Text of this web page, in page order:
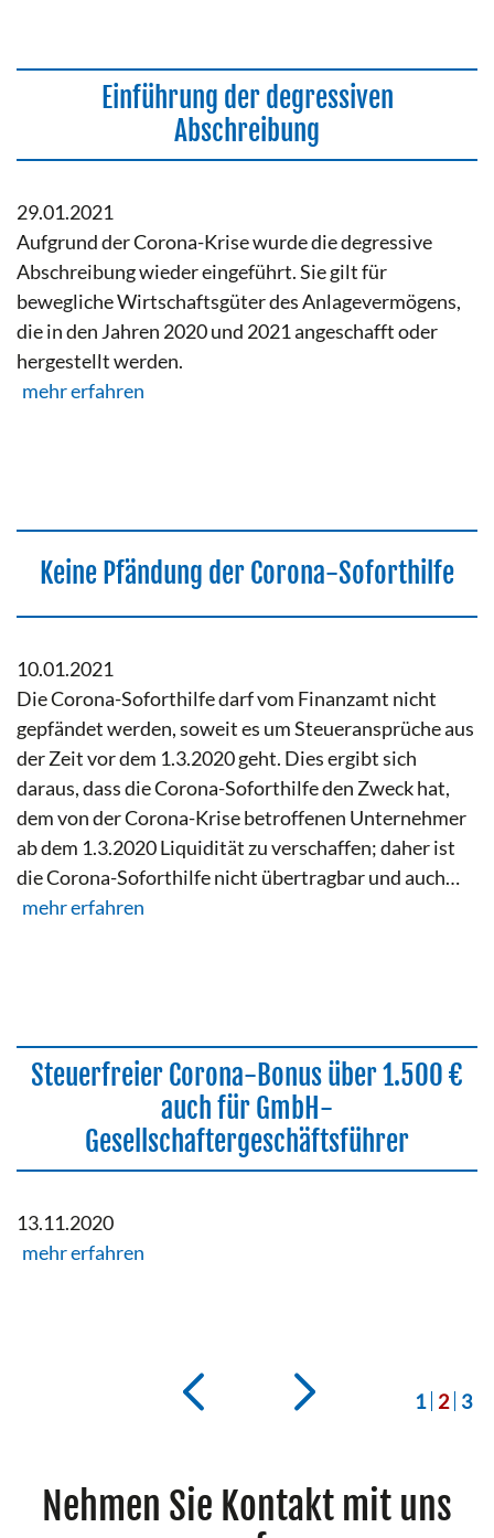
Einführung der degressiven
Abschreibung
29.01.2021
Aufgrund der Corona-Krise wurde die degressive
Abschreibung wieder eingeführt. Sie gilt für
bewegliche Wirtschaftsgüter des Anlagevermögens,
die in den Jahren 2020 und 2021 angeschafft oder
hergestellt werden.
mehr erfahren
Keine Pfändung der Corona-Soforthilfe
10.01.2021
Die Corona-Soforthilfe darf vom Finanzamt nicht
gepfändet werden, soweit es um Steueransprüche aus
der Zeit vor dem 1.3.2020 geht. Dies ergibt sich
daraus, dass die Corona-Soforthilfe den Zweck hat,
dem von der Corona-Krise betroffenen Unternehmer
ab dem 1.3.2020 Liquidität zu verschaffen; daher ist
die Corona-Soforthilfe nicht übertragbar und auch…
mehr erfahren
Steuerfreier Corona-Bonus über 1.500 €
auch für GmbH-
Gesellschaftergeschäftsführer
13.11.2020
mehr erfahren
1 2 3
Nehmen Sie Kontakt mit uns